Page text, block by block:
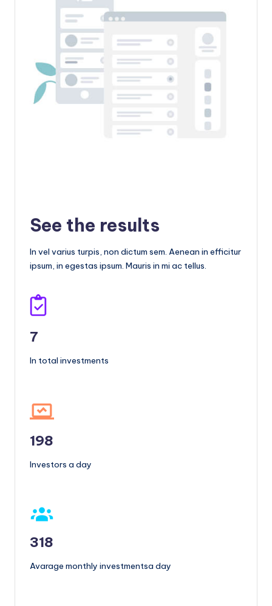
See the results
In vel varius turpis, non dictum sem. Aenean in efficitur
ipsum, in egestas ipsum. Mauris in mi ac tellus.
7
In total investments
198
Investors a day
318
Avarage monthly investmentsa day